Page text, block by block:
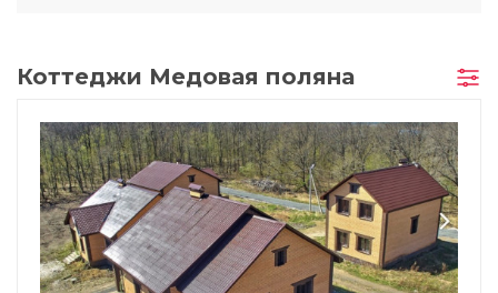
Коттеджи Медовая поляна